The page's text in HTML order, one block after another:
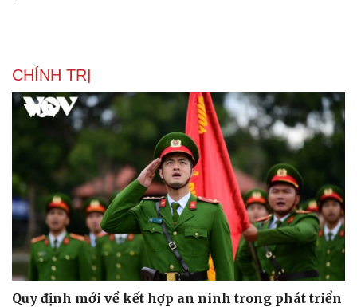
Văn hóa
Sân khấu - Điện ảnh
Văn học
Âm nhạc
Di sản
Giải trí
Nghệ sĩ
Thời trang
Sao Việt
CHÍNH TRỊ
Quy định mới về kết hợp an ninh trong phát triển